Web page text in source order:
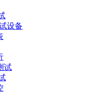
设备
试